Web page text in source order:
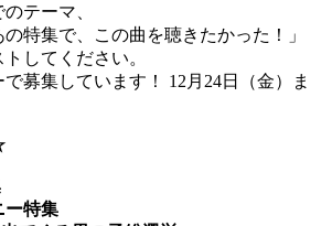
テーマ、
特集で、この曲を聴きたかった！」
してください。
募集しています！ 12月24日（金）ま
ー特集